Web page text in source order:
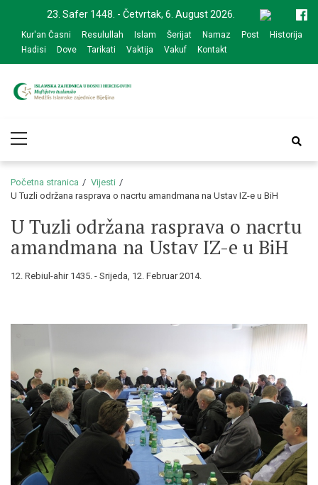
navigation
content
23. Safer 1448. - Četvrtak, 6. August 2026.
Kur'an Časni Resulullah Islam Šerijat Namaz Post
Historija
Hadisi
Dove Tarikati Vaktija Vakuf Kontakt
zajednice Bijeljina
Menu
Početna stranica
Vijesti
U Tuzli održana rasprava o nacrtu amandmana na Ustav IZ-e u BiH
U Tuzli održana rasprava o nacrtu
amandmana na Ustav IZ-e u BiH
12. Rebiul-ahir 1435. - Srijeda, 12. Februar 2014.